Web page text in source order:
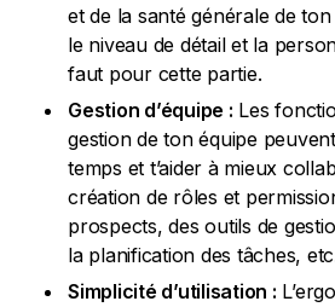
et de la santé générale de
le niveau de détail et la
faut pour cette partie.
Gestion d’équipe : Les
gestion de ton équipe
temps et t’aider à mieux
création de rôles et
prospects, des outils de
la planification des tâches,
Simplicité d’utilisation :